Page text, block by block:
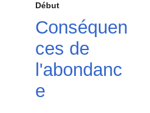
Début
Conséquen
ces de
l'abondanc
e